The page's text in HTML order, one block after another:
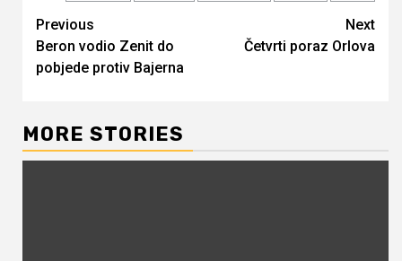
Continue
Reading
Previous
Beron vodio Zenit do
pobjede protiv Bajerna
Next
Četvrti poraz Orlova
MORE STORIES